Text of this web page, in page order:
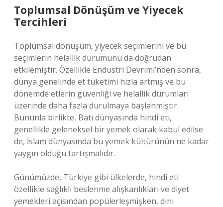
Toplumsal Dönüşüm ve Yiyecek
Tercihleri
Toplumsal dönüşüm, yiyecek seçimlerini ve bu
seçimlerin helallik durumunu da doğrudan
etkilemiştir. Özellikle Endüstri Devrimi’nden sonra,
dünya genelinde et tüketimi hızla artmış ve bu
dönemde etlerin güvenliği ve helallik durumları
üzerinde daha fazla durulmaya başlanmıştır.
Bununla birlikte, Batı dünyasında hindi eti,
genellikle geleneksel bir yemek olarak kabul edilse
de, İslam dünyasında bu yemek kültürünün ne kadar
yaygın olduğu tartışmalıdır.
Günümüzde, Türkiye gibi ülkelerde, hindi eti
özellikle sağlıklı beslenme alışkanlıkları ve diyet
yemekleri açısından popülerleşmişken, dini